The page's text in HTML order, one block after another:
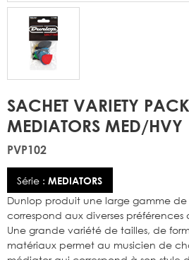
SACHET VARIETY
MEDIATORS MED/HVY
PVP102
Série :MEDIATORS
Dunlop produit une large gamme
correspond aux diverses préférences
Une grande variété de tailles, de
matériaux permet au musicien de